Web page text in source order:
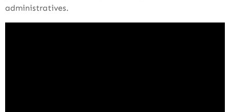
administratives.